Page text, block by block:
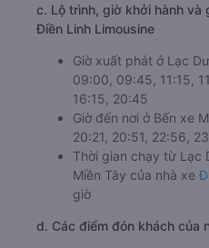
c. Lộ trình, giờ khởi hành
Điền Linh Limousine
Giờ xuất phát ở Lạc
09:00, 09:45, 11:15,
16:15, 20:45
Giờ đến nơi ở Bến xe
20:21, 20:51, 22:56,
Thời gian chạy từ Lạc
Miền Tây của nhà xe
giờ
d. Các điểm đón khách của